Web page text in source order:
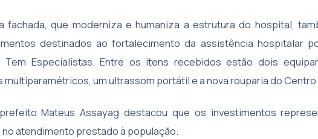
acessibilidade
fachada, que moderniza e humaniza a estrutura do hospital,
destinados ao fortalecimento da assistência hospitalar
Tem Especialistas. Entre os itens recebidos estão dois
um ultrassom portátil e a nova rouparia do
Mateus Assayag destacou que os investimentos
atendimento prestado à população.